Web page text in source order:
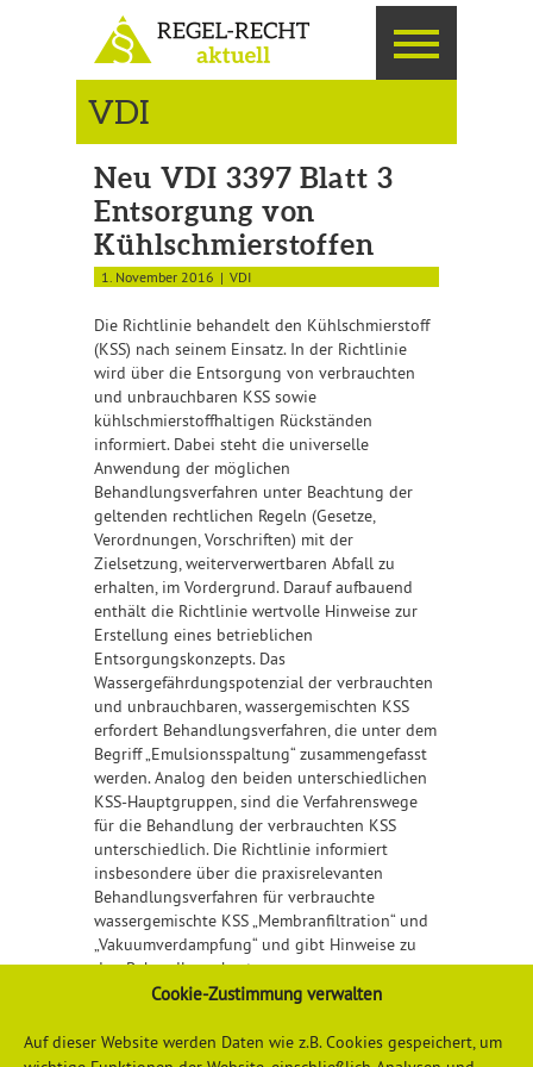
Cookie-Zustimmung verwalten
Auf dieser Website werden Daten wie z.B. Cookies gespeichert, um
VDI
Neu VDI 3397 Blatt 3
Entsorgung von
Kühlschmierstoffen
1. November 2016 VDI
Die Richtlinie behandelt den Kühlschmierstoff
(KSS) nach seinem Einsatz. In der Richtlinie
wird über die Entsorgung von verbrauchten
und unbrauchbaren KSS sowie
kühlschmierstoffhaltigen Rückständen
informiert. Dabei steht die universelle
Anwendung der möglichen
Behandlungsverfahren unter Beachtung der
geltenden rechtlichen Regeln (Gesetze,
Verordnungen, Vorschriften) mit der
Zielsetzung, weiterverwertbaren Abfall zu
erhalten, im Vordergrund. Darauf aufbauend
enthält die Richtlinie wertvolle Hinweise zur
Erstellung eines betrieblichen
Entsorgungskonzepts. Das
Wassergefährdungspotenzial der verbrauchten
und unbrauchbaren, wassergemischten KSS
erfordert Behandlungsverfahren, die unter dem
Begriff „Emulsionsspaltung“ zusammengefasst
werden. Analog den beiden unterschiedlichen
KSS-Hauptgruppen, sind die Verfahrenswege
für die Behandlung der verbrauchten KSS
unterschiedlich. Die Richtlinie informiert
insbesondere über die praxisrelevanten
Behandlungsverfahren für verbrauchte
wassergemischte KSS „Membranfiltration“ und
„Vakuumverdampfung“ und gibt Hinweise zu
den Behandlungskosten.